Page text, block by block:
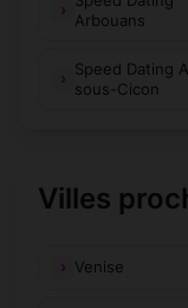
Arbouans
Speed Dating
sous-Cicon
Villes
Venise